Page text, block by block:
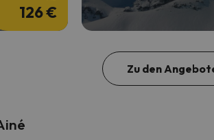
126 €
Zu den